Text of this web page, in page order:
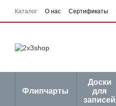
Перейти к основному контенту
Каталог О нас Сертификаты
Пользовательское соглашение
Флипчарты
Доски
для
записей